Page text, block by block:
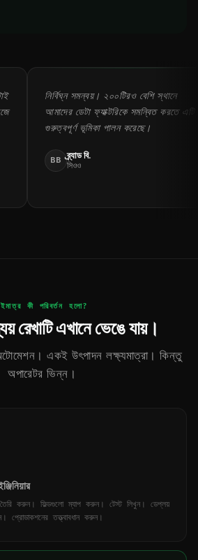
সর্বোত্তম ইন্টিগ্রেশন এবং অটোমেশন: আপনার
প্রয়োজনীয় সবকিছুই এখানে রয়েছে।
সভাপতি
কী পরিবর্তন হলো?
রেখাটি এখানে ভেঙে যায়।
একই উৎপাদন লক্ষ্যমাত্রা। কিন্তু
অপারেটর ভিন্ন।
তৈরি করুন। ফিল্ডগুলো ম্যাপ করুন। টেস্ট লিখুন। ডেপ্লয়
প্রোডাকশনের তত্ত্বাবধান করুন।